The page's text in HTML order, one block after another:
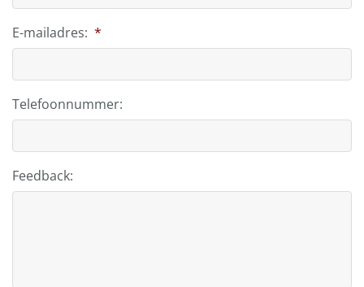
E-mailadres: *
Telefoonnummer:
Feedback: